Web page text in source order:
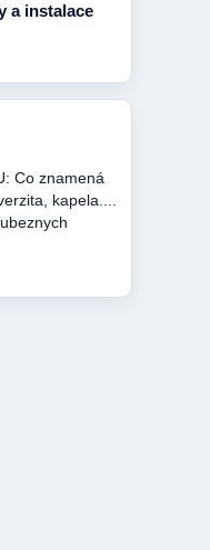
a instalace
PL: Sledování
solidne a